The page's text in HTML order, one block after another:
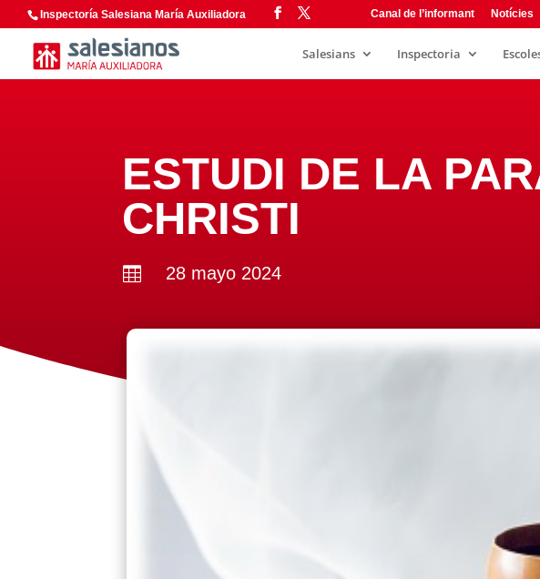
Inspectoría Salesiana María Auxiliadora Canal de l’informant Notícies
Salesians Inspectoria
ESTUDI DE LA
CHRISTI
 28 mayo 2024